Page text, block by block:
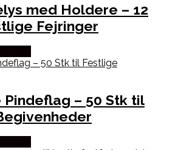
med Holdere – 12
Fejringer
Pindeflag – 50 Stk til